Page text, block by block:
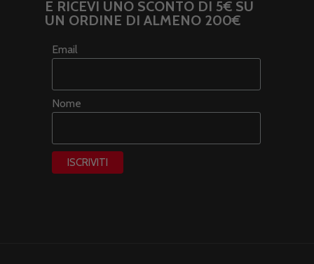
E RICEVI UNO SCONTO DI 5€ SU
UN ORDINE DI ALMENO 200€
Email
Nome